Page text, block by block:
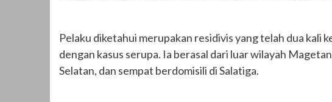
Pelaku diketahui merupakan residivis yang telah dua kali
dengan kasus serupa. Ia berasal dari luar wilayah
Selatan, dan sempat berdomisili di Salatiga.